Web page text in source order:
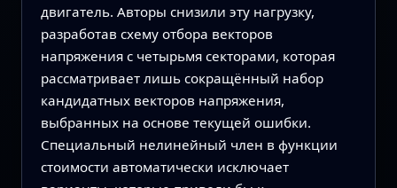
двигатель. Авторы снизили эту нагрузку,
разработав схему отбора векторов
напряжения с четырьмя секторами, которая
рассматривает лишь сокращённый набор
кандидатных векторов напряжения,
выбранных на основе текущей ошибки.
Специальный нелинейный член в функции
стоимости автоматически исключает